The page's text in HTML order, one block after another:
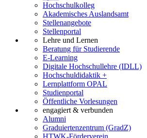
Hochschulkolleg
Akademisches Auslandsamt
Stellenangebote
Stellenportal
Lehre und Lernen
Beratung für Studierende
E-Learning
Digitale Hochschullehre (IDLL)
Hochschuldidaktik +
Lernplattform OPAL
Studienportal
Öffentliche Vorlesungen
engagiert & verbunden
Alumni
Graduiertenzentrum (GradZ)
HTWK-Förderverein